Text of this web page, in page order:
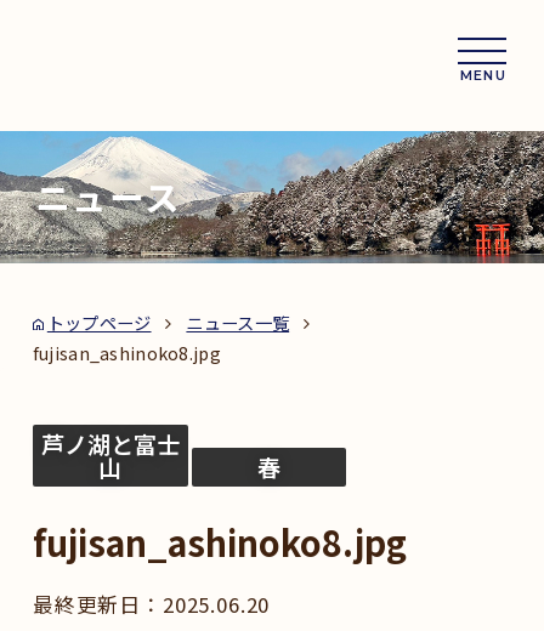
MENU
ニュース
トップページ
ニュース一覧
fujisan_ashinoko8.jpg
芦ノ湖と富士
山 春
fujisan_ashinoko8.jpg
2025.06.20